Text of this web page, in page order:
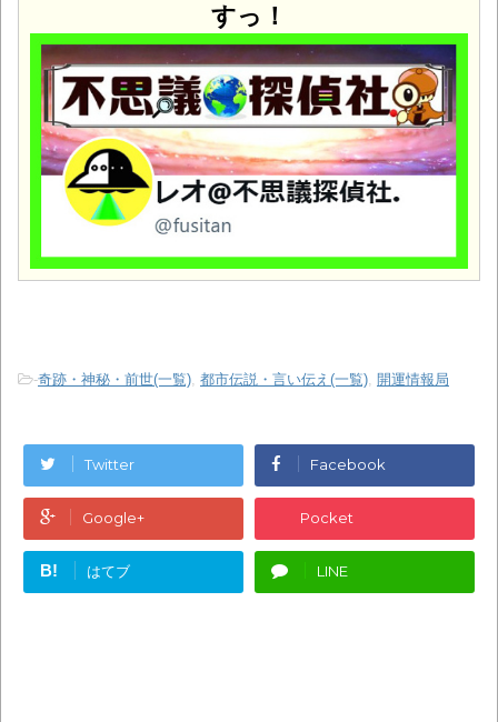
すっ！
-奇跡・神秘・前世(一覧) 都市伝説・言い伝え(一覧) 開運情報局
Twitter Facebook
Google+ Pocket
B! はてブ LINE